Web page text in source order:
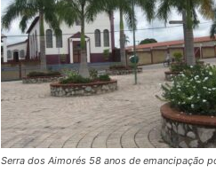
Serra dos Aimorés 58 anos de emancipação